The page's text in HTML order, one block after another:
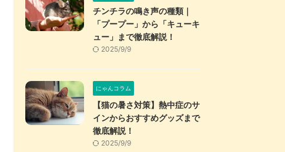
チンチラの鳴き声の種類｜
「プープー」から「キューキ
ュー」まで徹底解説！
2025/9/9
にゃんコラム
【猫の暑さ対策】熱中症のサ
インからおすすめグッズまで
徹底解説！
2025/9/9